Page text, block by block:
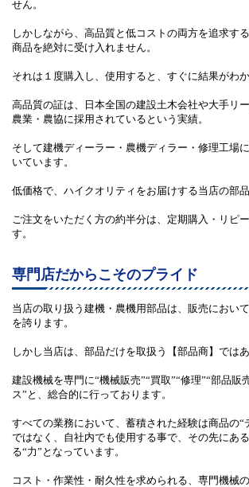
せん。
しかしながら、高品質と低コストの両方を追求す
商品を絶対に受け入れません。
それは１度購入し、使用すると、すぐに結果がわか
高品質の証は、日本全国の建設土木会社や大手リ
農業・農協に採用されているという実績。
そして建機ディーラー・農機ディラー・修理工場
いています。
低価格で、ハイクオリティをお届けする当店の部品
ご注文をいただく方の約半分は、定期購入・リピ
す。
専門店だからこそのプライド
当店の取り扱う建機・農機用部品は、販売におい
を誇ります。
しかし当店は、部品だけを取扱う【部品商】ではあ
建設機械を専門に“機械販売”“買取”“修理”“部品販
ス” と、総合的に行っております。
すべての業務において、蓄積された経験は商品の“
ではなく、自社内でも使用する事で、その先にあ
る“力”となっています。
コスト・作業性・耐久性を求められる、専門機械